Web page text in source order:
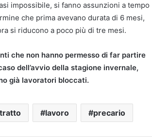
impossibile, si fanno assunzioni a tempo
che prima avevano durata di 6 mesi,
si riducono a poco più di tre mesi.
che non hanno permesso di far partire
dell’avvio della stagione invernale,
già lavoratori bloccati.
lavoro precario